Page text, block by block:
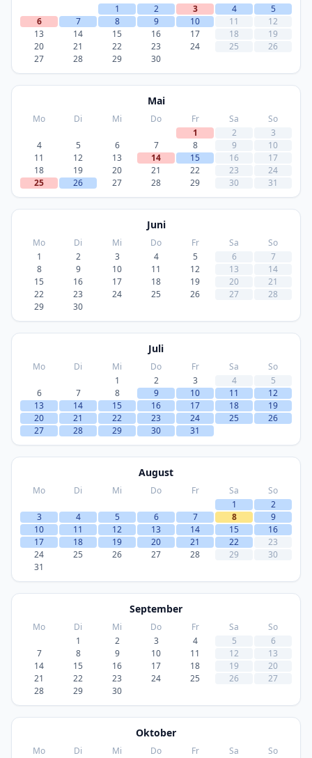
1
2 3 4
5
6
7 8 9 10 11
12
13
14 15 16 17 18
19
20
21 22 23 24 25
26
27
28 29 30
Mai
Mo Di Mi Do Fr Sa
So
1
2
3
4
5 6 7 8 9
10
11
12 13 14 15 16
17
18
19 20 21 22 23
24
25
26 27 28 29 30 31
Juni
Mo Di Mi Do Fr Sa
So
1
2 3 4 5 6
7
8
9 10 11 12 13
14
15
16 17 18 19 20
21
22
23 24 25 26 27
28
29
30
Juli
Mo Di Mi Do Fr Sa
So
1
2 3 4
5
6
7 8 9 10 11
12
13
14 15 16 17 18
19
20
21 22 23 24 25
26
27
28 29 30 31
August
Mo Di Mi Do Fr Sa
So
1
2
3
4 5 6 7 8
9
10
11 12 13 14 15
16
17
18 19 20 21 22
23
24
25 26 27 28 29
30
31
September
Mo Di Mi Do Fr Sa
So
1
2 3 4 5
6
7
8 9 10 11 12
13
14
15 16 17 18 19
20
21
22 23 24 25 26
27
28
29 30
Oktober
Mo Di Mi Do Fr Sa
So